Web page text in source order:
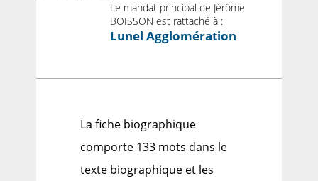
Le mandat principal de Jérôme
BOISSON est rattaché à :
Lunel Agglomération
La fiche biographique
comporte 133 mots dans le
texte biographique et les